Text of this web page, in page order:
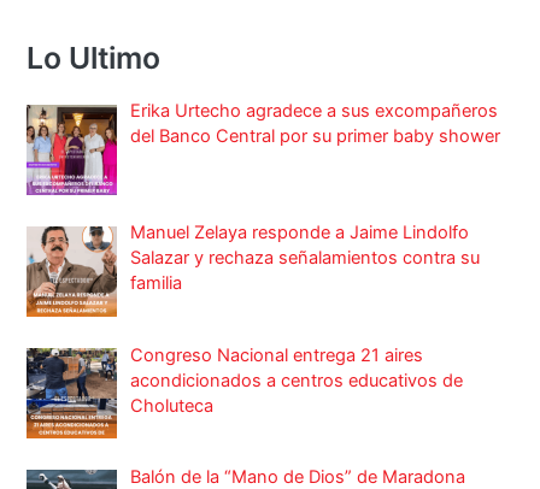
Lo Ultimo
Erika Urtecho agradece a sus excompañeros
del Banco Central por su primer baby shower
Manuel Zelaya responde a Jaime Lindolfo
Salazar y rechaza señalamientos contra su
familia
Congreso Nacional entrega 21 aires
acondicionados a centros educativos de
Choluteca
Balón de la “Mano de Dios” de Maradona